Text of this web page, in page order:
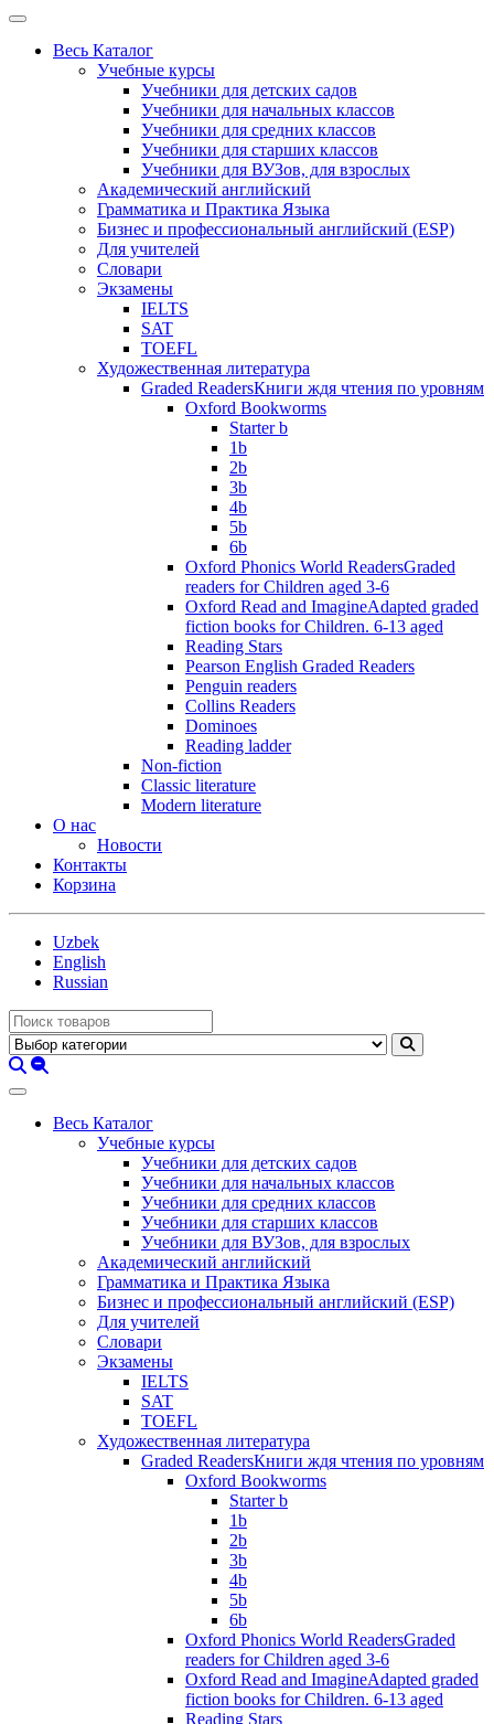
Весь Каталог
Учебные курсы
Учебники для детских садов
Учебники для начальных классов
Учебники для средних классов
Учебники для старших классов
Учебники для ВУЗов, для взрослых
Академический английский
Грамматика и Практика Языка
Бизнес и профессиональный английский (ESP)
Для учителей
Словари
Экзамены
IELTS
SAT
TOEFL
Художественная литература
Graded ReadersКниги ждя чтения по уровням
Oxford Bookworms
Starter b
1b
2b
3b
4b
5b
6b
Oxford Phonics World ReadersGraded
readers for Children aged 3-6
Oxford Read and ImagineAdapted graded
fiction books for Children. 6-13 aged
Reading Stars
Pearson English Graded Readers
Penguin readers
Collins Readers
Dominoes
Reading ladder
Non-fiction
Classic literature
Modern literature
О нас
Новости
Контакты
Корзина
Uzbek
English
Russian
Весь Каталог
Учебные курсы
Учебники для детских садов
Учебники для начальных классов
Учебники для средних классов
Учебники для старших классов
Учебники для ВУЗов, для взрослых
Академический английский
Грамматика и Практика Языка
Бизнес и профессиональный английский (ESP)
Для учителей
Словари
Экзамены
IELTS
SAT
TOEFL
Художественная литература
Graded ReadersКниги ждя чтения по уровням
Oxford Bookworms
Starter b
1b
2b
3b
4b
5b
6b
Oxford Phonics World ReadersGraded
readers for Children aged 3-6
Oxford Read and ImagineAdapted graded
fiction books for Children. 6-13 aged
Reading Stars